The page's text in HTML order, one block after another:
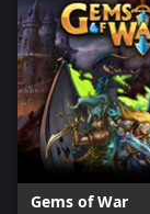
Gems of War